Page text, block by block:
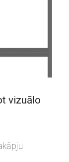
vizuālo